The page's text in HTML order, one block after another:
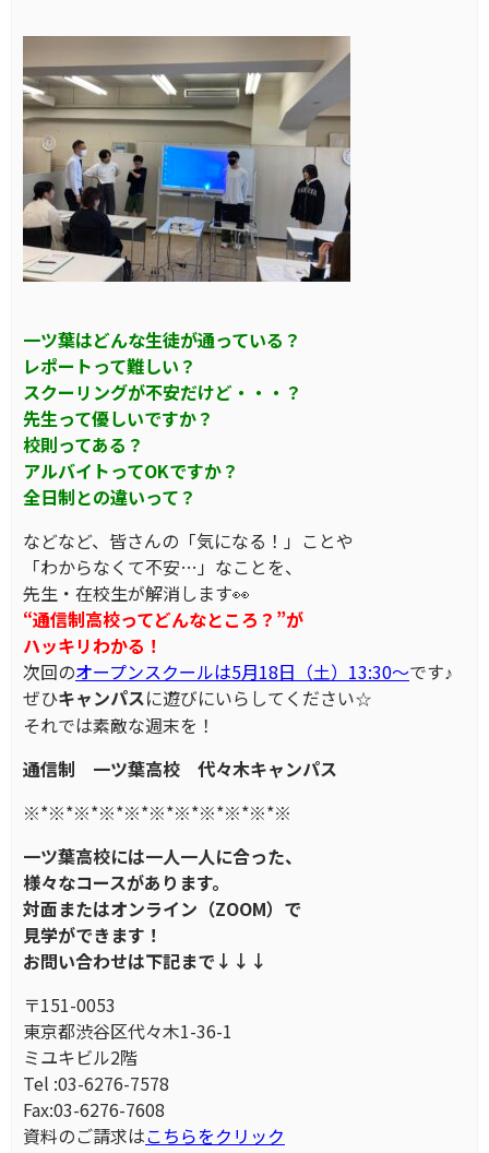
一ツ葉はどんな生徒が通っている？
レポートって難しい？
スクーリングが不安だけど・・・？
先生って優しいですか？
校則ってある？
アルバイトってOKですか？
全日制との違いって？
などなど、皆さんの「気になる！」ことや
「わからなくて不安…」なことを、
先生・在校生が解消します👀
“通信制高校ってどんなところ？”が
ハッキリわかる！
次回のオープンスクールは5月18日（土）13:30～です♪
ぜひキャンパスに遊びにいらしてください☆
それでは素敵な週末を！
通信制
一ツ葉高校
代々木キャンパス
※*※*※*※*※*※*※*※*※*※*※
一ツ葉高校には一人一人に合った、
様々なコースがあります。
対面またはオンライン（ZOOM）で
見学ができます！
お問い合わせは下記まで↓↓↓
〒151-0053
東京都渋谷区代々木1-36-1
ミユキビル2階
Tel :03-6276-7578
Fax:03-6276-7608
資料のご請求はこちらをクリック